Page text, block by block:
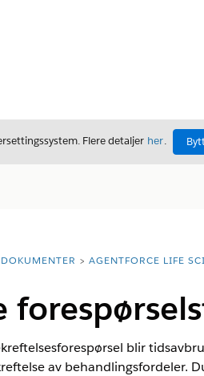
Flere detaljer her.
DOKUMENTER AGENTFORCE LIFE
blir
av behandlingsfordeler.